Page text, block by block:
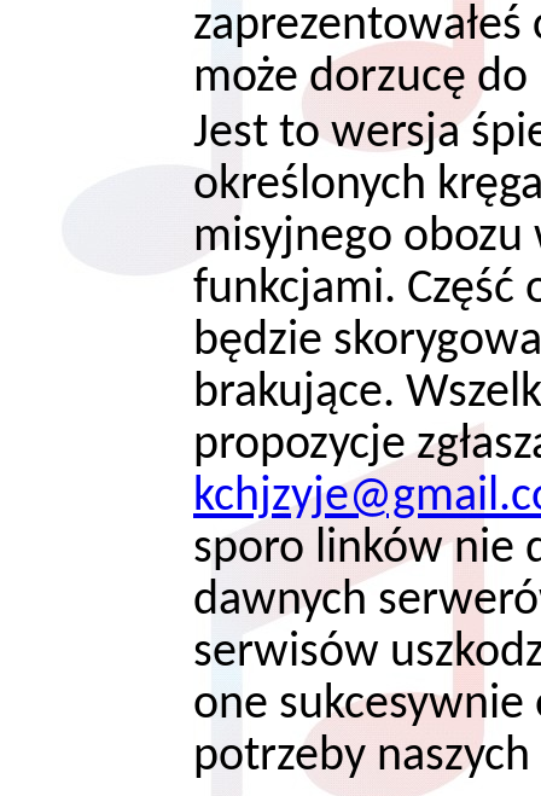
może dorzucę
Jest to wersja
określonych
misyjnego
funkcjami. Część
będzie
brakujące.
propozycje
sporo linków nie
dawnych
serwisów
one
potrzeby